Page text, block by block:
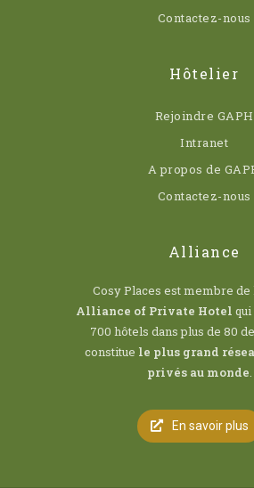
Contactez-nous
Hôtelier
Rejoindre GAPH
Intranet
A propos de
Contactez-nous
Alliance
Cosy Places est membre de
Alliance of Private Hotel
700 hôtels dans plus de 80
constitue le plus grand
privés au monde.
En savoir plus